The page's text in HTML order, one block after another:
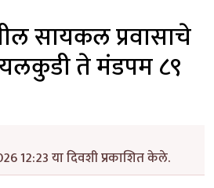
सायकल प्रवासाचे
ते मंडपम ८९
12:23 या दिवशी प्रकाशित केले.